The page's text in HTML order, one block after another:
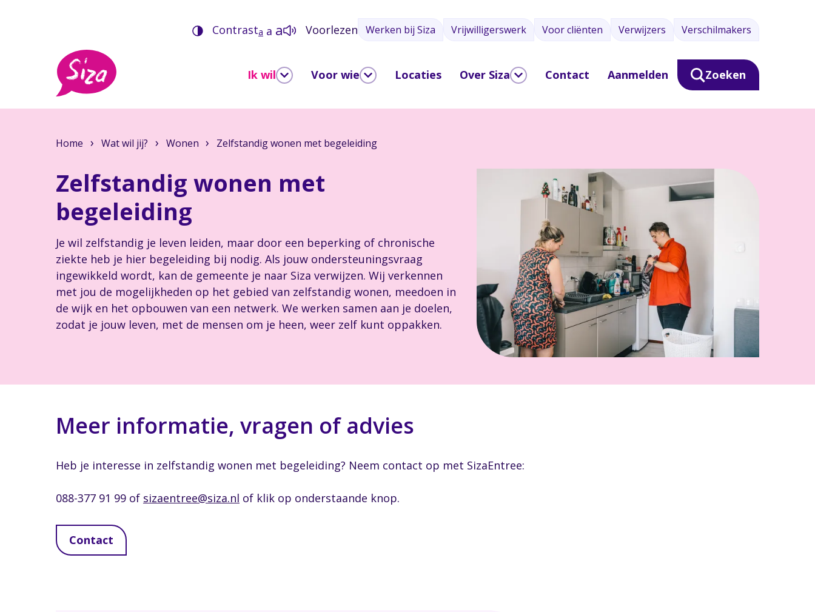
Contrasta a a Voorlezen Werken bij Siza Vrijwilligerswerk Voor cliënten Verwijzers Verschilmakers
Ik wil Voor wie Locaties Over Siza Contact Aanmelden Zoeken
Home Wat wil jij? Wonen Zelfstandig wonen met begeleiding
Zelfstandig wonen met
begeleiding
Je wil zelfstandig je leven leiden, maar door een beperking of chronische
ziekte heb je hier begeleiding bij nodig. Als jouw ondersteuningsvraag
ingewikkeld wordt, kan de gemeente je naar Siza verwijzen. Wij verkennen
met jou de mogelijkheden op het gebied van zelfstandig wonen, meedoen in
de wijk en het opbouwen van een netwerk. We werken samen aan je doelen,
zodat je jouw leven, met de mensen om je heen, weer zelf kunt oppakken.
Meer informatie, vragen of advies
Heb je interesse in zelfstandig wonen met begeleiding? Neem contact op met SizaEntree:
088-377 91 99 of sizaentree@siza.nl of klik op onderstaande knop.
Contact